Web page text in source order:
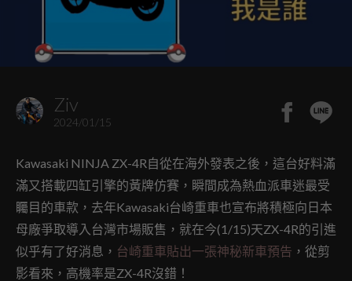
Ziv
2024/01/15
Kawasaki NINJA ZX-4R自從在海外發表之後，這台好料滿
滿又搭載四缸引擎的黃牌仿賽，瞬間成為熱血派車迷最受
矚目的車款，去年Kawasaki台崎重車也宣布將積極向日本
母廠爭取導入台灣市場販售，就在今(1/15)天ZX-4R的引進
似乎有了好消息， 台崎重車貼出一張神秘新車預告 ，從剪
影看來，高機率是ZX-4R沒錯！